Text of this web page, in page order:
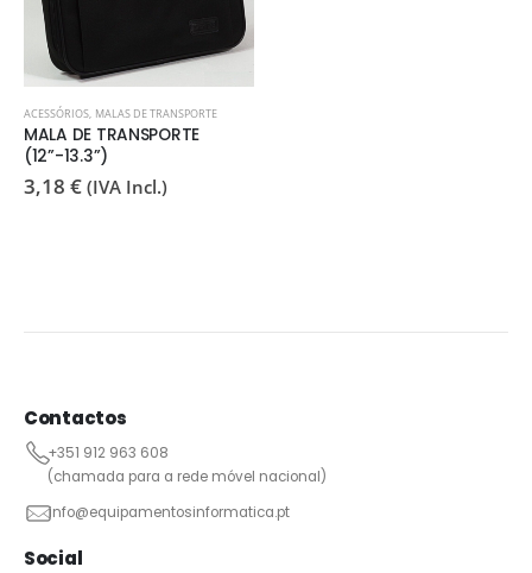
ACESSÓRIOS, MALAS DE TRANSPORTE
MALA DE TRANSPORTE
(12”-13.3”)
3,18 € (IVA Incl.)
Contactos
+351 912 963 608
(chamada para a rede móvel nacional)
info@equipamentosinformatica.pt
Social